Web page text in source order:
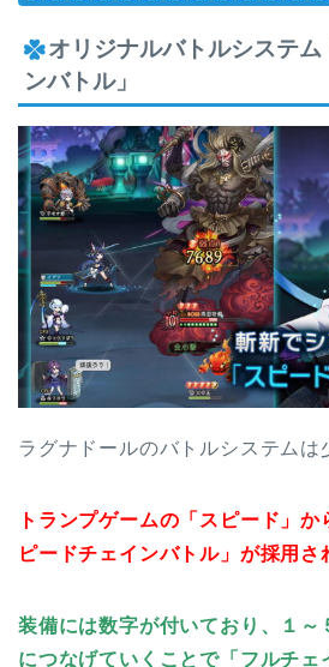
オリジナルバトルシステ
ンバトル」
ラグナドールのバトルシステムは
トランプゲームの「スピード」
ピードチェインバトル」が採用さ
装備には数字が付いており、１～
につなげていくことで「フルチェ